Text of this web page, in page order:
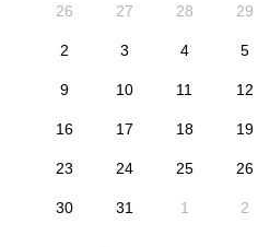
26 27 28 29
2 3 4 5
9 10 11 12
16 17 18 19
23 24 25 26
30 31 1 2